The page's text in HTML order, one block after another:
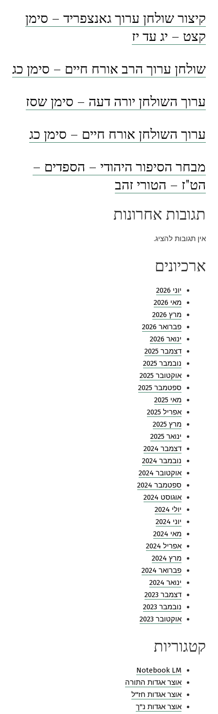
קיצור שולחן ערוך גאנצפריד – סימן
קצט – יג עד יז
שולחן ערוך הרב אורח חיים – סימן כג
ערוך השולחן יורה דעה – סימן שסז
ערוך השולחן אורח חיים – סימן כג
מבחר הסיפור היהודי – הספדים –
הט"ז – הטורי זהב
תגובות אחרונות
אין תגובות להציג.
ארכיונים
יוני 2026
מאי 2026
מרץ 2026
פברואר 2026
ינואר 2026
דצמבר 2025
נובמבר 2025
אוקטובר 2025
ספטמבר 2025
מאי 2025
אפריל 2025
מרץ 2025
ינואר 2025
דצמבר 2024
נובמבר 2024
אוקטובר 2024
ספטמבר 2024
אוגוסט 2024
יולי 2024
יוני 2024
מאי 2024
אפריל 2024
מרץ 2024
פברואר 2024
ינואר 2024
דצמבר 2023
נובמבר 2023
אוקטובר 2023
קטגוריות
Notebook LM
אוצר אגדות התורה
אוצר אגדות חז"ל
אוצר אגדות נ"ך